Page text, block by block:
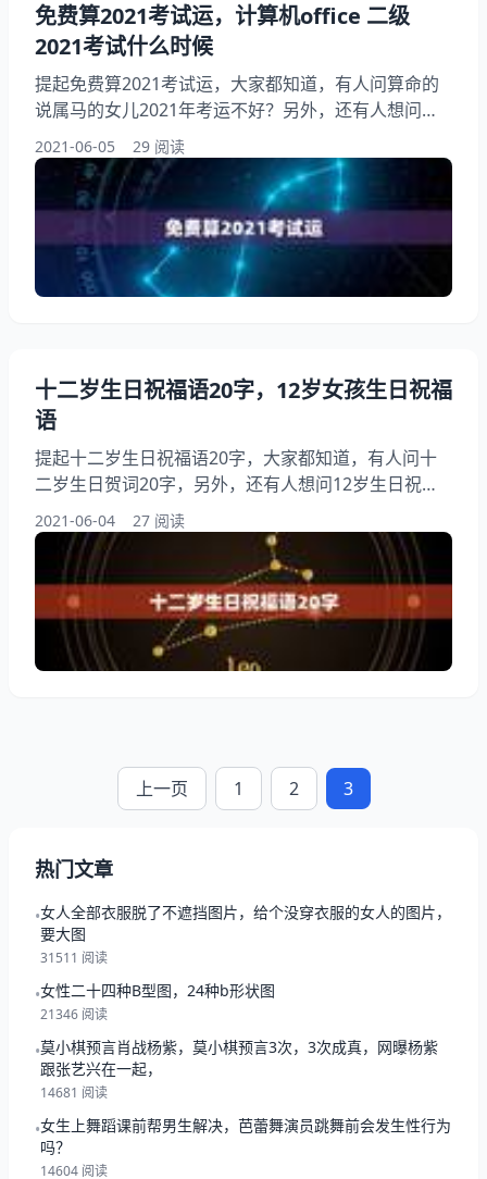
免费算2021考试运，计算机office 二级
2021考试什么时候
提起免费算2021考试运，大家都知道，有人问算命的
说属马的女儿2021年考运不好？另外，还有人想问免
费算考试运，你知道这是怎么回事？其实2021考研应
该如何备考？下面就一起来看看计算机office 二级考试
什么时候，希望能够帮助到大家！ 免费算2021考试运
免费算2021学业运势。 八字算考试运 李博晨，男年6
月29日农历，上午十点四十分出生，请老师算一下他
的考试运，
2021-06-05 29 阅读
十二岁生日祝福语20字，12岁女孩生日祝福
语
提起十二岁生日祝福语20字，大家都知道，有人问十
二岁生日贺词20字，另外，还有人想问12岁生日祝福
语成语，你知道这是怎么回事？其实给儿子十二岁生日
祝福语，下面就一起来看看12岁女孩生日祝福语，希
望能够帮助到大家！ 十二岁生日祝福语20字 1、你的
好奇心，这将是你创造的源泉！十二岁生日最精辟寄
语。 2、用知识的浪花去推动思考的风帆，用智慧的火
星去点燃思想的火花。 3、让理想为你的人生
2021-06-04 27 阅读
上一页 1 2 3
热门文章
•女人全部衣服脱了不遮挡图片，给个没穿衣服的女人的图片，
要大图
31511 阅读
•女性二十四种B型图，24种b形状图
21346 阅读
•莫小棋预言肖战杨紫，莫小棋预言3次，3次成真，网曝杨紫
跟张艺兴在一起，
14681 阅读
•女生上舞蹈课前帮男生解决，芭蕾舞演员跳舞前会发生性行为
吗？
14604 阅读